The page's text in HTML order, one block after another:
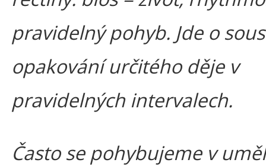
pravidelný pohyb. Jde o
opakování určitého děje v
pravidelných intervalech.
Často se pohybujeme v